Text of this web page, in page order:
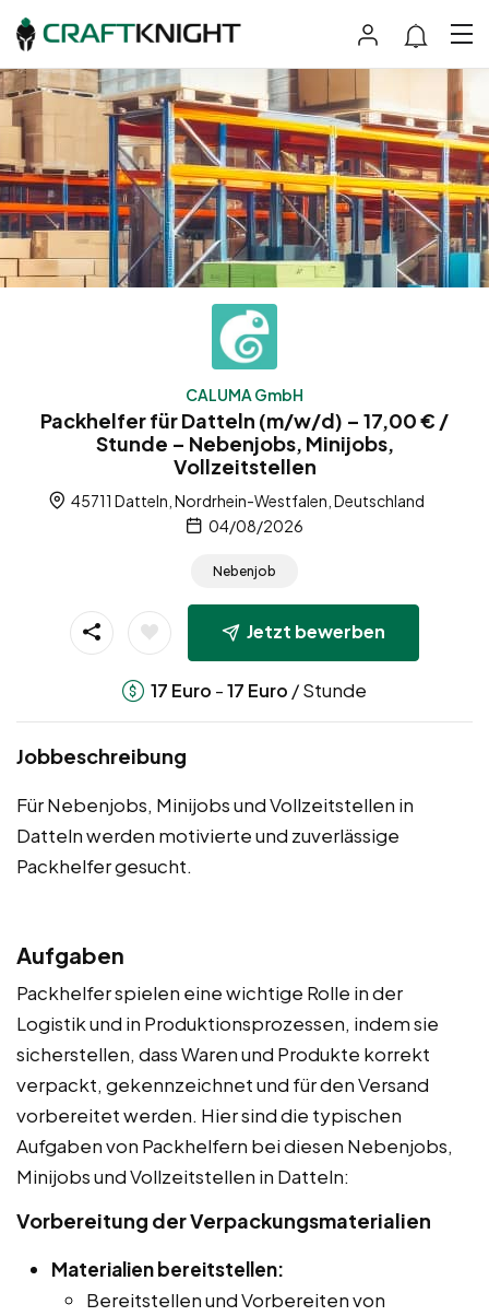
CALUMA GmbH
Packhelfer für Datteln (m/w/d) – 17,00 € /
Stunde – Nebenjobs, Minijobs,
Vollzeitstellen
45711 Datteln, Nordrhein-Westfalen, Deutschland
04/08/2026
Nebenjob
Jetzt bewerben
17 Euro -17 Euro / Stunde
Jobbeschreibung
Für Nebenjobs, Minijobs und Vollzeitstellen in
Datteln werden motivierte und zuverlässige
Packhelfer gesucht.
Aufgaben
Packhelfer spielen eine wichtige Rolle in der
Logistik und in Produktionsprozessen, indem sie
sicherstellen, dass Waren und Produkte korrekt
verpackt, gekennzeichnet und für den Versand
vorbereitet werden. Hier sind die typischen
Aufgaben von Packhelfern bei diesen Nebenjobs,
Minijobs und Vollzeitstellen in Datteln:
Vorbereitung der Verpackungsmaterialien
Materialien bereitstellen:
Bereitstellen und Vorbereiten von